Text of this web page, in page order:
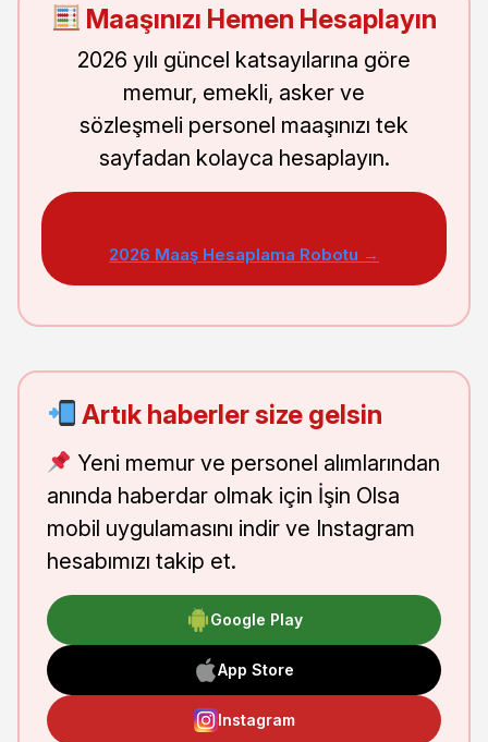
Maaşınızı Hemen Hesaplayın
2026 yılı güncel katsayılarına göre
memur, emekli, asker ve
sözleşmeli personel maaşınızı tek
sayfadan kolayca hesaplayın.
2026 Maaş Hesaplama Robotu →
Artık haberler size gelsin
Yeni memur ve personel alımlarından
anında haberdar olmak için İşin Olsa
mobil uygulamasını indir ve Instagram
hesabımızı takip et.
Google Play
App Store
Instagram